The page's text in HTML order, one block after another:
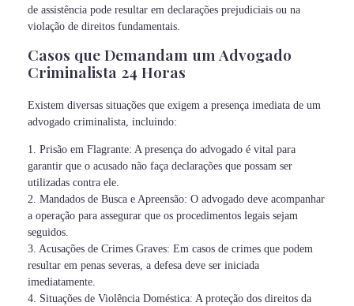
de assistência pode resultar em declarações prejudiciais ou na
violação de direitos fundamentais.
Casos que Demandam um Advogado
Criminalista 24 Horas
Existem diversas situações que exigem a presença imediata de um
advogado criminalista, incluindo:
1. Prisão em Flagrante: A presença do advogado é vital para
garantir que o acusado não faça declarações que possam ser
utilizadas contra ele.
2. Mandados de Busca e Apreensão: O advogado deve acompanhar
a operação para assegurar que os procedimentos legais sejam
seguidos.
3. Acusações de Crimes Graves: Em casos de crimes que podem
resultar em penas severas, a defesa deve ser iniciada
imediatamente.
4. Situações de Violência Doméstica: A proteção dos direitos da